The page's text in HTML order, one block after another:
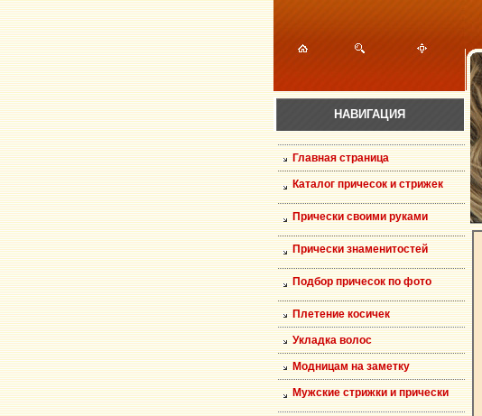
НАВИГАЦИЯ
Главная страница
Каталог причесок и стрижек
Прически своими руками
Прически знаменитостей
Подбор причесок по фото
Плетение косичек
Укладка волос
Модницам на заметку
Мужские стрижки и прически